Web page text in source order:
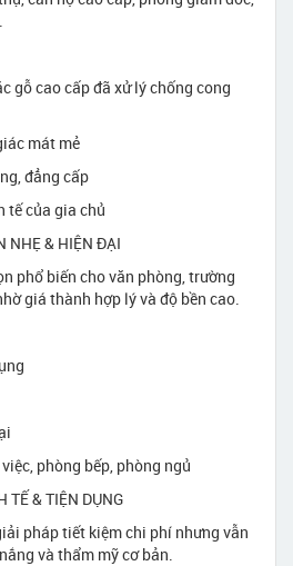
gỗ cao cấp đã xử lý chống cong
mát mẻ
đẳng cấp
tế của gia chủ
NHẸ & HIỆN ĐẠI
phổ biến cho văn phòng, trường
giá thành hợp lý và độ bền cao.
phòng bếp, phòng ngủ
TẾ & TIỆN DỤNG
pháp tiết kiệm chi phí nhưng vẫn
và thẩm mỹ cơ bản.